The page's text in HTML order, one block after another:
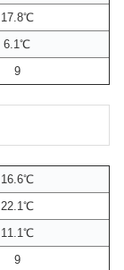
17.8℃
6.1℃
9
16.6℃
22.1℃
11.1℃
9